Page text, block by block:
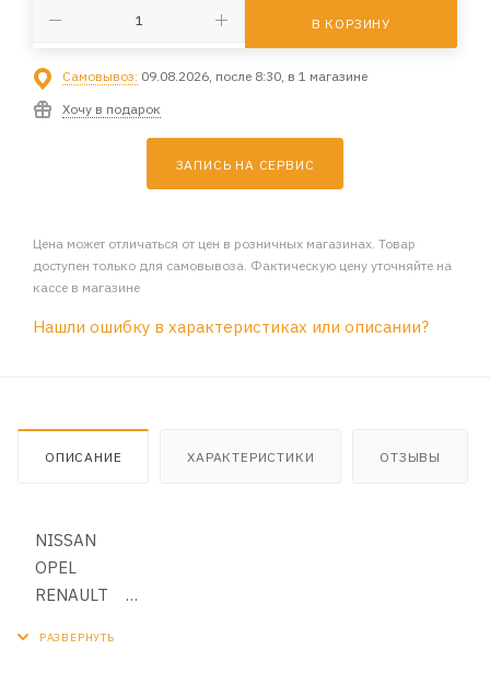
В КОРЗИНУ
Самовывоз: 09.08.2026, после 8:30, в 1 магазине
Хочу в подарок
ЗАПИСЬ НА СЕРВИС
Цена может отличаться от цен в розничных магазинах. Товар
доступен только для самовывоза. Фактическую цену уточняйте на
кассе в магазине
Нашли ошибку в характеристиках или описании?
ОПИСАНИЕ ХАРАКТЕРИСТИКИ ОТЗЫВЫ
NISSAN
OPEL
RENAULT